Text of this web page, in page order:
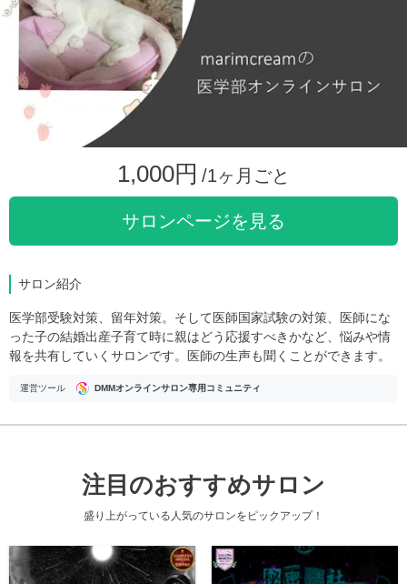
1,000円 /1ヶ月ごと
サロンページを見る
サロン紹介
医学部受験対策、留年対策。そして医師国家試験の対策、医師にな
った子の結婚出産子育て時に親はどう応援すべきかなど、悩みや情
報を共有していくサロンです。医師の生声も聞くことができます。
運営ツール DMMオンラインサロン専用コミュニティ
注目のおすすめサロン
盛り上がっている人気のサロンをピックアップ！